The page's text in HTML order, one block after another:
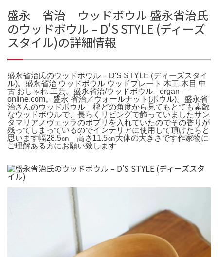
盛永 省治 ウッドボウル 盛永省治氏
のウッドボウル – D'S STYLE (ディーズ
スタイル)の詳細情報
盛永省治氏のウッドボウル – D'S STYLE (ディーズスタイ
ル)。盛永省治 ウッドボウル ウッドプレート 木工 木目 中
古 おしゃれ 工芸。盛永省治/ウッドボウル - organ-
online.com。盛永 省治／ウォールナット(ボウル)。盛永省
治さんのウッドボウル 樫どの角度から見てもとても素敵
なウッドボウルで、長らくリビングで飾っていましたサン
タマリアノヴェッラのポプリを入れていたのでその香りが
残ってしまっているのでインテリアに使用して頂けたらと
思います幅28.5㎝ 高さ11.5㎝大体の大きさです作家物に
ご理解ある方にお願い致します